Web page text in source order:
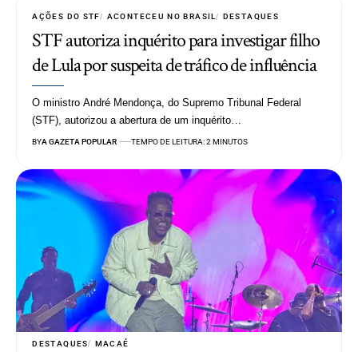
AÇÕES DO STF ACONTECEU NO BRASIL DESTAQUES
STF autoriza inquérito para investigar filho
de Lula por suspeita de tráfico de influência
O ministro André Mendonça, do Supremo Tribunal Federal
(STF), autorizou a abertura de um inquérito…
BYA GAZETA POPULAR TEMPO DE LEITURA: 2 MINUTOS
DESTAQUES MACAÉ